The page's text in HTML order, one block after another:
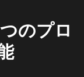
のプロ